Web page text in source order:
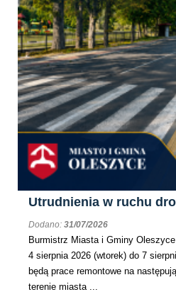
Utrudnienia w ruchu
Dodano: 31/07/2026
Burmistrz Miasta i Gminy
4 sierpnia 2026 (wtorek) do 7
będą prace remontowe na
terenie miasta ...